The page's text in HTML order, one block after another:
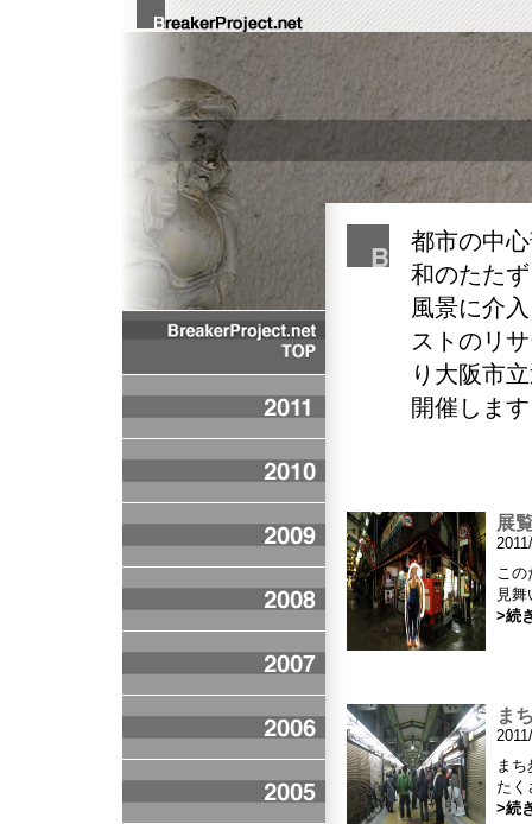
都市の中
和のたた
風景に介
ストのリ
り大阪市
開催しま
展
この
見
>続
ま
ま
たく
>続